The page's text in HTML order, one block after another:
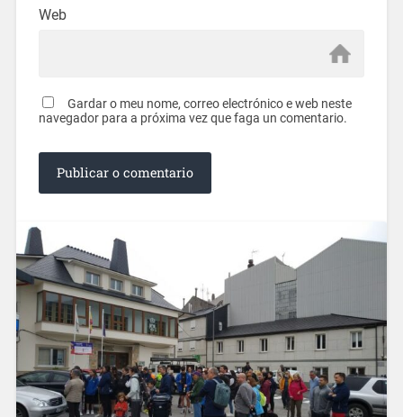
Web
Gardar o meu nome, correo electrónico e web neste
navegador para a próxima vez que faga un comentario.